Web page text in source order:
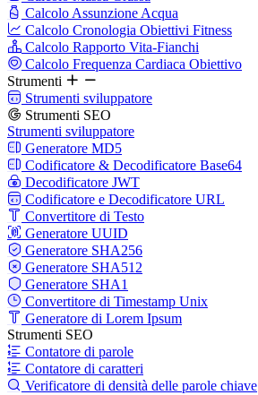
Calcolo Assunzione Acqua
Calcolo Cronologia Obiettivi Fitness
Calcolo Rapporto Vita-Fianchi
Calcolo Frequenza Cardiaca Obiettivo
Strumenti
Strumenti sviluppatore
Strumenti SEO
Strumenti sviluppatore
Generatore MD5
Codificatore & Decodificatore Base64
Decodificatore JWT
Codificatore e Decodificatore URL
Convertitore di Testo
Generatore UUID
Generatore SHA256
Generatore SHA512
Generatore SHA1
Convertitore di Timestamp Unix
Generatore di Lorem Ipsum
Strumenti SEO
Contatore di parole
Contatore di caratteri
Verificatore di densità delle parole chiave